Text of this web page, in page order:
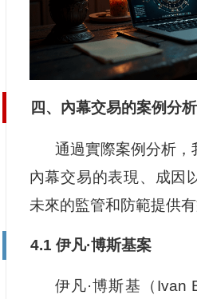
四、內幕交易的案例分
通過實際案例分析
內幕交易的表現、成因
未來的監管和防範提供有
4.1 伊凡·博斯基案
伊凡·博斯基（Ivan